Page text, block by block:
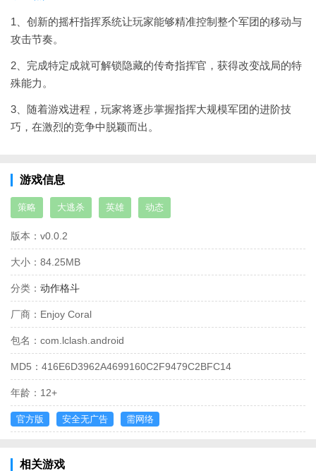
1、创新的摇杆指挥系统让玩家能够精准控制整个军团的移动与
攻击节奏。
2、完成特定成就可解锁隐藏的传奇指挥官，获得改变战局的特
殊能力。
3、随着游戏进程，玩家将逐步掌握指挥大规模军团的进阶技
巧，在激烈的竞争中脱颖而出。
游戏信息
策略 大逃杀 英雄 动态
版本： v0.0.2
大小： 84.25MB
分类： 动作格斗
厂商： Enjoy Coral
包名： com.lclash.android
MD5： 416E6D3962A4699160C2F9479C2BFC14
年龄： 12+
官方版 安全无广告 需网络
相关游戏